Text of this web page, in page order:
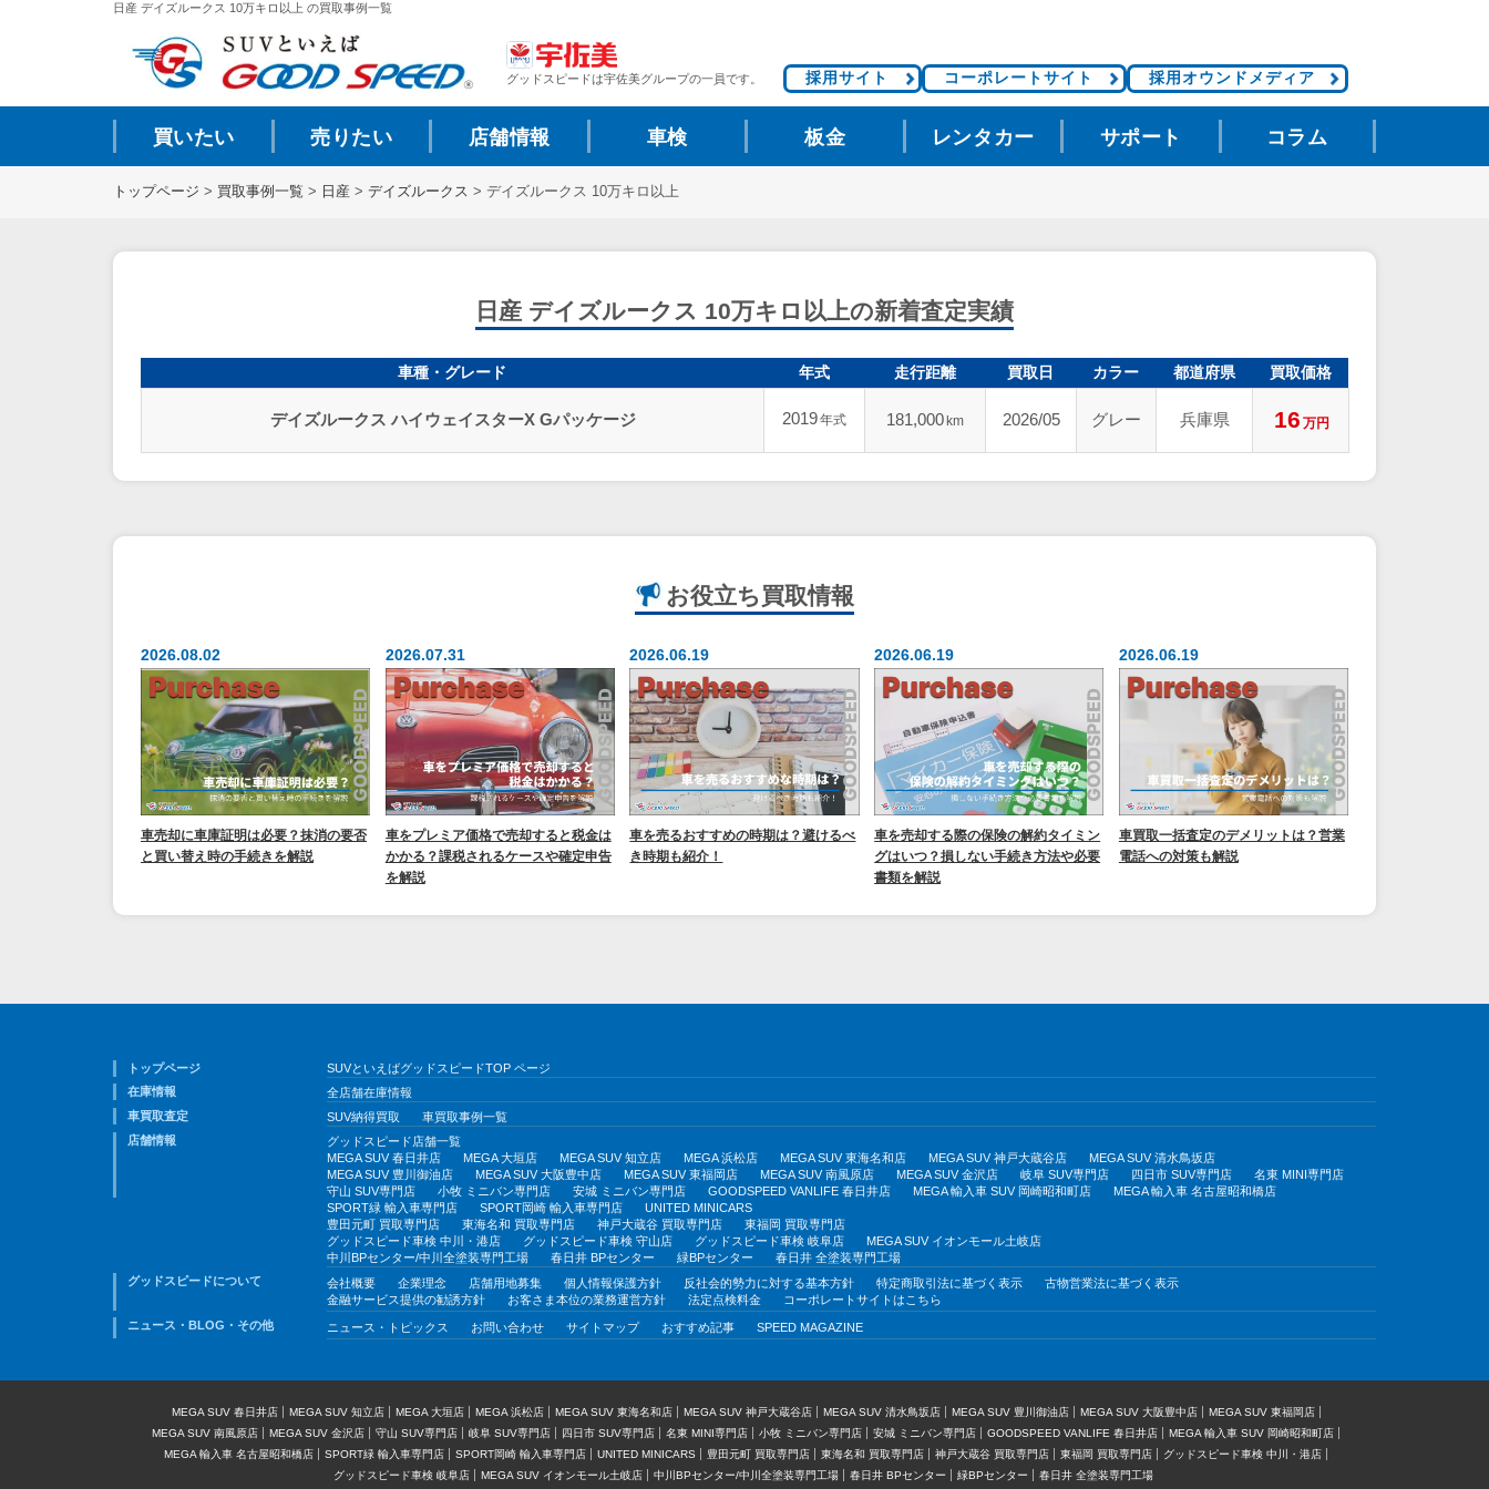
日産 デイズルークス 10万キロ以上 の買取事例一覧
グッドスピードは宇佐美グループの一員です。 採用サイト コーポレートサイト 採用オウンドメディア
買いたい 売りたい 店舗情報 車検 板金 レンタカー サポート コラム
トップページ > 買取事例一覧 > 日産 > デイズルークス > デイズルークス 10万キロ以上
日産 デイズルークス 10万キロ以上の新着査定実績
車種・グレード 年式 走行距離 買取日 カラー 都道府県 買取価格
デイズルークス ハイウェイスターX Gパッケージ 2019年式 181,000 km 2026/05 グレー 兵庫県 16 万円
お役立ち 買取情報
2026.08.02
車売却に車庫証明は必要？抹消の要否
と買い替え時の手続きを解説
2026.07.31
車をプレミア価格で売却すると税金は
かかる？課税されるケースや確定申告
を解説
2026.06.19
車を売るおすすめの時期は？避けるべ
き時期も紹介！
2026.06.19
車を売却する際の保険の解約タイミン
グはいつ？損しない手続き方法や必要
書類を解説
2026.06.19
車買取一括査定のデメリットは？営業
電話への対策も解説
トップページ
SUVといえばグッドスピードTOP ページ
在庫情報
全店舗在庫情報
車買取査定
SUV納得買取
車買取事例一覧
店舗情報
グッドスピード店舗一覧
MEGA SUV 春日井店
MEGA 大垣店 MEGA SUV 知立店 MEGA 浜松店 MEGA SUV 東海名和店 MEGA SUV 神戸大蔵谷店
MEGA SUV 清水鳥坂店
MEGA SUV 豊川御油店
MEGA SUV 大阪豊中店 MEGA SUV 東福岡店 MEGA SUV 南風原店 MEGA SUV 金沢店 岐阜 SUV専門店 四日市 SUV専門店
名東 MINI専門店
守山 SUV専門店
小牧 ミニバン専門店 安城 ミニバン専門店 GOODSPEED VANLIFE 春日井店 MEGA 輸入車 SUV 岡崎昭和町店
MEGA 輸入車 名古屋昭和橋店
SPORT緑 輸入車専門店
SPORT岡崎 輸入車専門店
UNITED MINICARS
豊田元町 買取専門店
東海名和 買取専門店 神戸大蔵谷 買取専門店
東福岡 買取専門店
グッドスピード車検 中川・港店
グッドスピード車検 守山店 グッドスピード車検 岐阜店
MEGA SUV イオンモール土岐店
中川BPセンター/中川全塗装専門工場
春日井 BPセンター 緑BPセンター
春日井 全塗装専門工場
グッドスピードについて
会社概要 企業理念 店舗用地募集 個人情報保護方針 反社会的勢力に対する基本方針 特定商取引法に基づく表示
古物営業法に基づく表示
金融サービス提供の勧誘方針
お客さま本位の業務運営方針 法定点検料金
コーポレートサイトはこちら
ニュース・BLOG・その他
ニュース・トピックス お問い合わせ サイトマップ おすすめ記事 SPEED MAGAZINE
MEGA SUV 春日井店 MEGA SUV 知立店 MEGA 大垣店 MEGA 浜松店 MEGA SUV 東海名和店 MEGA SUV 神戸大蔵谷店 MEGA SUV 清水鳥坂店 MEGA SUV 豊川御油店 MEGA SUV 大阪豊中店
MEGA SUV 東福岡店
MEGA SUV 南風原店
MEGA SUV 金沢店 守山 SUV専門店 岐阜 SUV専門店 四日市 SUV専門店 名東 MINI専門店 小牧 ミニバン専門店 安城 ミニバン専門店 GOODSPEED VANLIFE 春日井店
MEGA 輸入車 SUV 岡崎昭和町店
MEGA 輸入車 名古屋昭和橋店
SPORT緑 輸入車専門店 SPORT岡崎 輸入車専門店 UNITED MINICARS 豊田元町 買取専門店 東海名和 買取専門店 神戸大蔵谷 買取専門店 東福岡 買取専門店
グッドスピード車検 中川・港店
グッドスピード車検 岐阜店
MEGA SUV イオンモール土岐店 中川BPセンター/中川全塗装専門工場 春日井 BPセンター 緑BPセンター 春日井 全塗装専門工場